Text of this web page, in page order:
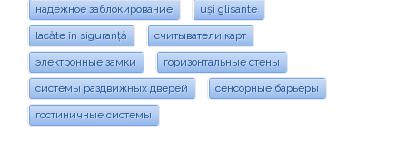
надежное заблокирование uși glisante
lacăte în siguranță считыватели карт
электронные замки горизонтальные стены
системы раздвижных дверей сенсорные барьеры
гостиничные системы